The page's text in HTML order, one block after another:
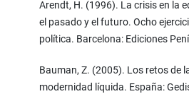
Arendt, H. (1996). La crisis en la
el pasado y el futuro. Ocho
política. Barcelona: Ediciones
Bauman, Z. (2005). Los retos de
modernidad líquida. España: